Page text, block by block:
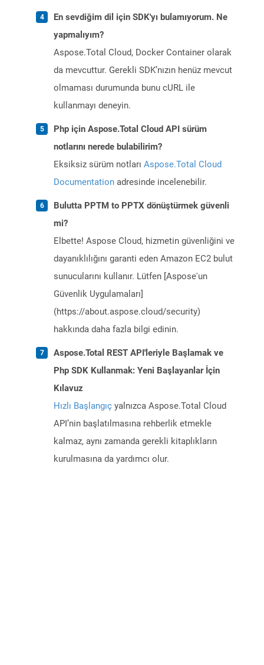
En sevdiğim dil için SDK'yı bulamıyorum. Ne
yapmalıyım?
Aspose.Total Cloud, Docker Container olarak
da mevcuttur. Gerekli SDK’nızın henüz mevcut
olmaması durumunda bunu cURL ile
kullanmayı deneyin.
Php için Aspose.Total Cloud API sürüm
notlarını nerede bulabilirim?
Eksiksiz sürüm notları Aspose.Total Cloud
Documentation adresinde incelenebilir.
Bulutta PPTM to PPTX dönüştürmek güvenli
mi?
Elbette! Aspose Cloud, hizmetin güvenliğini ve
dayanıklılığını garanti eden Amazon EC2 bulut
sunucularını kullanır. Lütfen [Aspose'un
Güvenlik Uygulamaları]
(https://about.aspose.cloud/security)
hakkında daha fazla bilgi edinin.
Aspose.Total REST API'leriyle Başlamak ve
Php SDK Kullanmak: Yeni Başlayanlar İçin
Kılavuz
Hızlı Başlangıç yalnızca Aspose.Total Cloud
API’nin başlatılmasına rehberlik etmekle
kalmaz, aynı zamanda gerekli kitaplıkların
kurulmasına da yardımcı olur.